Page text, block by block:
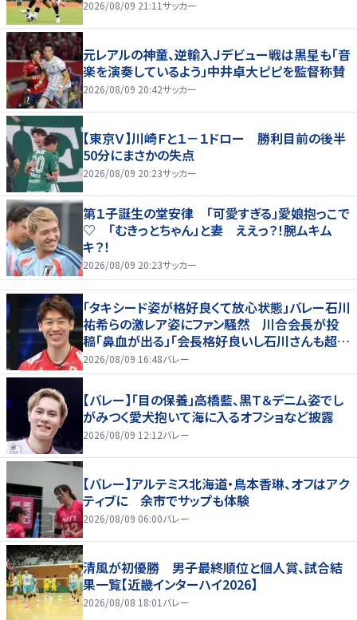
2026/08/09 21:11サッカー
元レアルの神童、逆輸入Ｊデビュー戦は黒星も「音
楽を演奏しているよう」中井卓大ピピを監督称賛
2026/08/09 20:42サッカー
【東京Ｖ】川崎Ｆと１－１ドロー 勝利目前の後半
50分にまさかの失点
2026/08/09 20:23サッカー
第１子誕生の堂安律 「可愛すぎる」愛娘抱っこで
♡ 「むきっとちゃん」と妻 ええっ？！腕ムキム
キ？！
2026/08/09 20:23サッカー
「タキシード姿が格好良くて放心状態」バレー石川
祐希らの激レア姿にファン騒然 川合会長が投
稿「鼻血が出る」「会長格好良いし石川さんも超格
好いい」
2026/08/09 16:48バレー
【バレー】「目の保養」高橋藍、黒Ｔ＆デニム姿でし
がみつく愛犬抱いて海に入るオフショなど披露
2026/08/09 12:12バレー
【バレー】アルテミス北海道・鳥本香琳、オフはアク
ティブに 余市でサップも体験
2026/08/09 06:00バレー
清風が初優勝 男子最終順位と個人賞、試合結
果一覧【近畿インターハイ2026】
2026/08/08 18:01 バレー